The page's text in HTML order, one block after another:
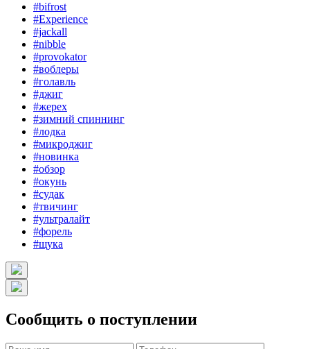
#bifrost
#Experience
#jackall
#nibble
#provokator
#воблеры
#голавль
#джиг
#жерех
#зимний спиннинг
#лодка
#микроджиг
#новинка
#обзор
#окунь
#судак
#твичинг
#ультралайт
#форель
#щука
Сообщить о поступлении